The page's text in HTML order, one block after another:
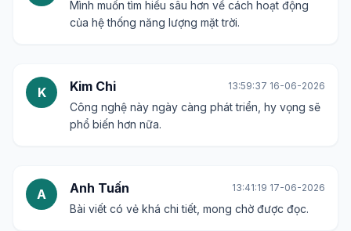
Mình muốn tìm hiểu sâu hơn về cách hoạt động
của hệ thống năng lượng mặt trời.
K Kim Chi 13:59:37 16-06-2026
Công nghệ này ngày càng phát triển, hy vọng sẽ
phổ biến hơn nữa.
A Anh Tuấn 13:41:19 17-06-2026
Bài viết có vẻ khá chi tiết, mong chờ được đọc.